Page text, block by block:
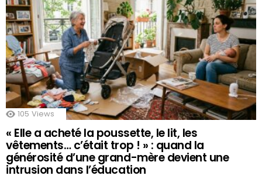
105 Views
« Elle a acheté la poussette, le lit, les
vêtements… c’était trop ! » : quand la
générosité d’une grand-mère devient une
intrusion dans l’éducation